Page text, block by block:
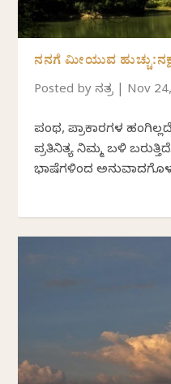
ನನಗೆ ಮೀಯುವ
Posted byನಕ್ಷತ್ರ Nov
ಪಂಥ, ಪ್ರಾಕಾರಗಳ
ಪ್ರತಿನಿತ್ಯ ನಿಮ್ಮ ಬಳಿ
ಭಾಷೆಗಳಿಂದ